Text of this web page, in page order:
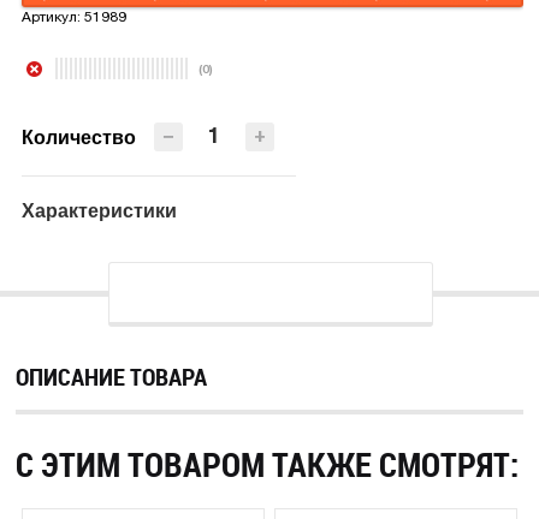
Артикул:51989
(0)
Количество +
−
Характеристики
ОПИСАНИЕ ТОВАРА
С ЭТИМ ТОВАРОМ ТАКЖЕ СМОТРЯТ: